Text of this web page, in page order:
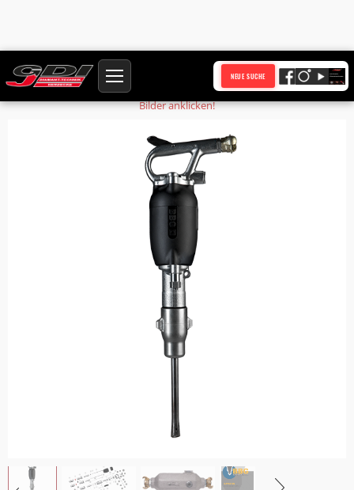
NEUE SUCHE
Startseite Produkte Bohrhammer BH9FH S19x108 Faustgriff Haltekappe
Bilder anklicken!